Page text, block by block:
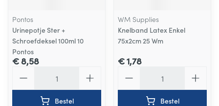
Pontos
Urinepotje Ster +
Schroefdeksel 100ml 10
Pontos
€ 8,58
Bestel
WM Supplies
Knelband Latex Enkel
75x2cm 25 Wm
€ 1,78
Bestel